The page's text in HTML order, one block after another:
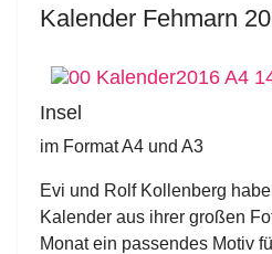
Kalender Fehmarn
Insel
im Format A4 und A3
Evi und Rolf Kollenberg
Kalender aus ihrer großen
Monat ein passendes Motiv